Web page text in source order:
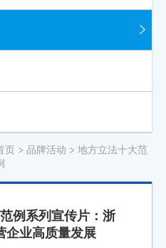
页 品牌活动
地方立法十大范
例系列宣传片：浙
企业高质量发展